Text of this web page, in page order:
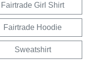
Fairtrade Girl Shirt
Fairtrade Hoodie
Sweatshirt